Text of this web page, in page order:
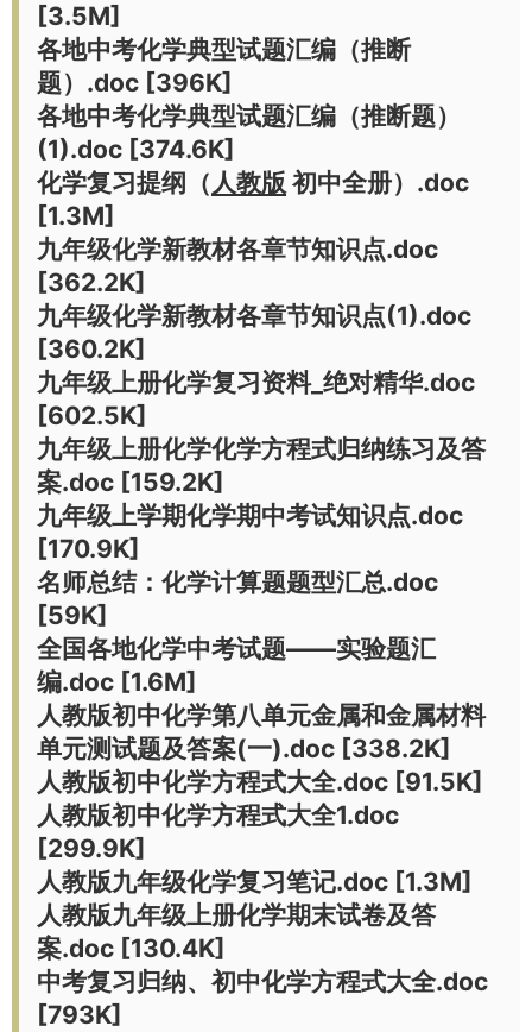
[3.5M]
各地中考化学典型试题汇编（推断
题）.doc [396K]
各地中考化学典型试题汇编（推断题）
(1).doc [374.6K]
化学复习提纲（人教版 初中全册）.doc
[1.3M]
九年级化学新教材各章节知识点.doc
[362.2K]
九年级化学新教材各章节知识点(1).doc
[360.2K]
九年级上册化学复习资料_绝对精华.doc
[602.5K]
九年级上册化学化学方程式归纳练习及答
案.doc [159.2K]
九年级上学期化学期中考试知识点.doc
[170.9K]
名师总结：化学计算题题型汇总.doc
[59K]
全国各地化学中考试题——实验题汇
编.doc [1.6M]
人教版初中化学第八单元金属和金属材料
单元测试题及答案(一).doc [338.2K]
人教版初中化学方程式大全.doc [91.5K]
人教版初中化学方程式大全1.doc
[299.9K]
人教版九年级化学复习笔记.doc [1.3M]
人教版九年级上册化学期末试卷及答
案.doc [130.4K]
中考复习归纳、初中化学方程式大全.doc
[793K]